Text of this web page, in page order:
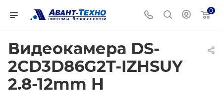
0
Видеокамера DS-
2CD3D86G2T-IZHSUY
2.8-12mm H